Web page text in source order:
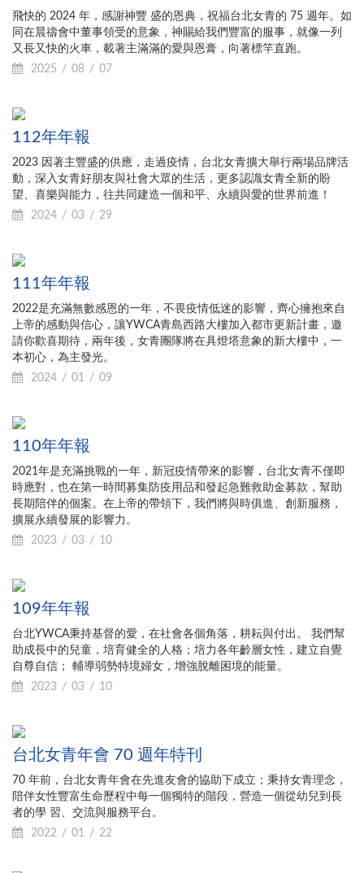
飛快的 2024 年，感謝神豐 盛的恩典，祝福台北女青的 75 週年。如
同在晨禱會中董事領受的意象，神賜給我們豐富的服事，就像一列
又長又快的火車，載著主滿滿的愛與恩膏，向著標竿直跑。
2025
08 07
112年年報
2023 因著主豐盛的供應，走過疫情，台北女青擴大舉行兩場品牌活
動，深入女青好朋友與社會大眾的生活，更多認識女青全新的盼
望、喜樂與能力，往共同建造一個和平、永續與愛的世界前進！
2024
03 29
111年年報
2022是充滿無數感恩的一年，不畏疫情低迷的影響，齊心擁抱來自
上帝的感動與信心，讓YWCA青島西路大樓加入都市更新計畫，邀
請你歡喜期待，兩年後，女青團隊將在具燈塔意象的新大樓中，一
本初心，為主發光。
2024
01 09
110年年報
2021年是充滿挑戰的一年，新冠疫情帶來的影響，台北女青不僅即
時應對，也在第一時間募集防疫用品和發起急難救助金募款，幫助
長期陪伴的個案。在上帝的帶領下，我們將與時俱進、創新服務，
擴展永續發展的影響力。
2023
03 10
109年年報
台北YWCA秉持基督的愛，在社會各個角落，耕耘與付出。 我們幫
助成長中的兒童，培育健全的人格；培力各年齡層女性，建立自覺
自尊自信； 輔導弱勢特境婦女，增強脫離困境的能量。
2023
03 10
台北女青年會 70 週年特刊
70 年前，台北女青年會在先進友會的協助下成立；秉持女青理念，
陪伴女性豐富生命歷程中每一個獨特的階段，營造一個從幼兒到長
者的學 習、交流與服務平台。
2022
01 22